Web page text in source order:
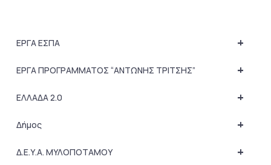
+
ΕΡΓΑ ΕΣΠΑ
+
ΕΡΓΑ ΠΡΟΓΡΑΜΜΑΤΟΣ “ΑΝΤΩΝΗΣ ΤΡΙΤΣΗΣ”
+
ΕΛΛΑΔΑ 2.0
+
Δήμος
+
Δ.Ε.Υ.Α. ΜΥΛΟΠΟΤΑΜΟΥ